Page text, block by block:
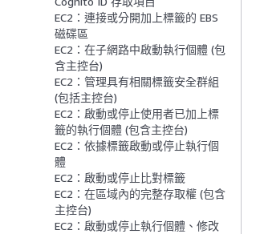
EC2：連接或分開加上標籤的 EBS
磁碟區
EC2：在子網路中啟動執行個體 (包
含主控台)
EC2：管理具有相關標籤安全群組
(包括主控台)
EC2：啟動或停止使用者已加上標
籤的執行個體 (包含主控台)
EC2：依據標籤啟動或停止執行個
體
EC2：啟動或停止比對標籤
EC2：在區域內的完整存取權 (包含
主控台)
EC2：啟動或停止執行個體、修改